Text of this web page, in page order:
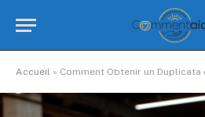
Accueil » Comment Obtenir un Duplicata de Carte Grise